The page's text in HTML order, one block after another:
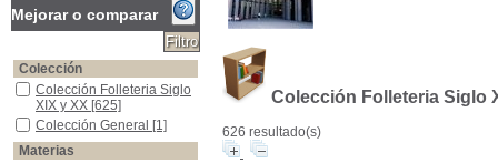
Colección Folleteria Siglo
626 resultado(s)
Mejorar o comparar
Colección
Colección Folleteria Siglo XIX y XX
Colección Folleteria Siglo
XIX y XX [625]
Colección General
Colección General [1]
Materias